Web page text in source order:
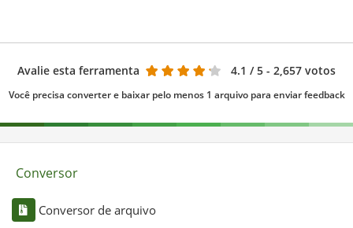
Avalie esta ferramenta 4.1 / 5 - 2,657 votos
Você precisa converter e baixar pelo menos 1 arquivo para enviar feedback
Conversor
Conversor de arquivo